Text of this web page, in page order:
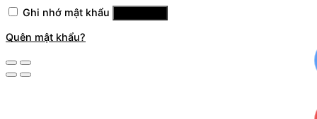
Ghi nhớ mật khẩu
Quên mật khẩu?